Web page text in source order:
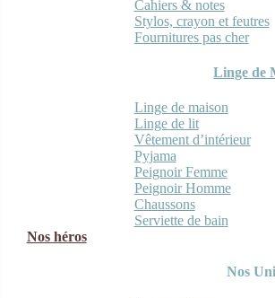
Cahiers & notes
Stylos, crayon et feutres
Fournitures pas cher
Linge de
Linge de maison
Linge de lit
Vêtement d’intérieur
Pyjama
Peignoir Femme
Peignoir Homme
Chaussons
Serviette de bain
Nos héros
Nos